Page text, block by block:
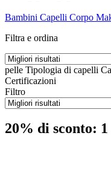
Bambini Capelli Corpo
Filtra e ordina
pelle Tipologia di capelli
Certificazioni
Filtro
20% di sconto: